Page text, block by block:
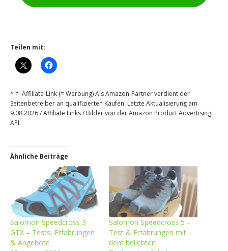
Teilen mit:
* = Affiliate-Link (= Werbung) Als Amazon-Partner verdient der
Seitenbetreiber an qualifizierten Käufen. Letzte Aktualisierung am
9.08.2026 / Affiliate Links / Bilder von der Amazon Product Advertising
API
Ähnliche Beiträge
Salomon Speedcross 3
GTX – Tests, Erfahrungen
& Angebote
Salomon Speedcross 5 –
Test & Erfahrungen mit
dem beliebten